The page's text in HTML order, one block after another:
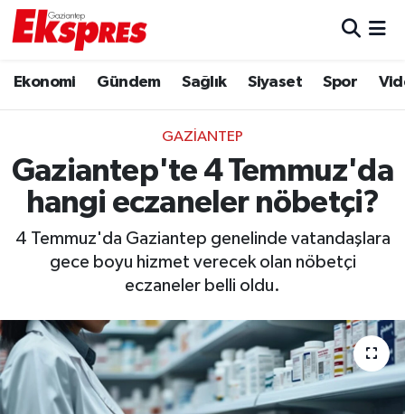
Ekonomi Gündem Sağlık Siyaset Spor
GAZIANTEP
Gaziantep'te 4 Temmuz'da
hangi eczaneler nöbetçi?
4 Temmuz'da Gaziantep genelinde vatandaşlara
gece boyu hizmet verecek olan nöbetçi
eczaneler belli oldu.
Ekonomi
Gaziantep son dakika
Genel
Gündem
Kültür Sanat
Magazin
Trafik Durumu
Puan Durumu ve Fikstür
Tüm Manşetler
Son Dakika Haberleri